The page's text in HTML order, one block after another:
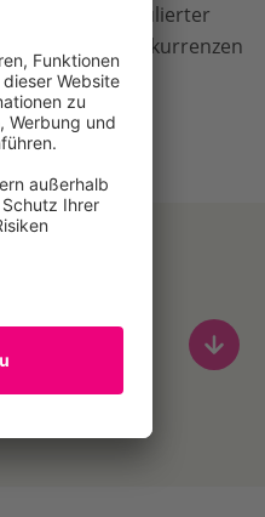
kumulierter
Nutzungskonkurrenzen
des
(ifeu) in
(GVM) im
sinnvollen
Aspekte